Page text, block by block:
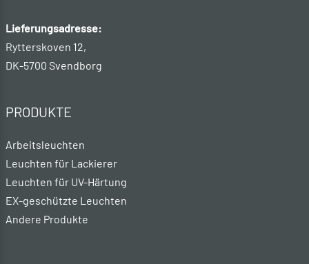
Lieferungsadresse:
Rytterskoven 12,
DK-5700 Svendborg
PRODUKTE
Arbeitsleuchten
Leuchten für Lackierer
Leuchten für UV-Härtung
EX-geschützte Leuchten
Andere Produkte